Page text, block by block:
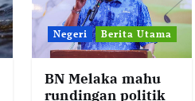
Negeri Berita Utama
BN Melaka mahu
rundingan politik